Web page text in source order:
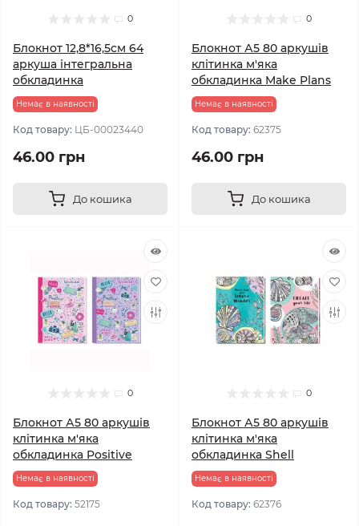
0
Блокнот 12,8*16,5см 64
аркуша інтегральна
обкладинка
Немає в наявності
Код товару: ЦБ-00023440
46.00 грн
До кошика
0
Блокнот А5 80 аркушів
клітинка м'яка
обкладинка Make Plans
Немає в наявності
Код товару: 62375
46.00 грн
До кошика
0
Блокнот А5 80 аркушів
клітинка м'яка
обкладинка Positive
Немає в наявності
Код товару: 52175
0
Блокнот А5 80 аркушів
клітинка м'яка
обкладинка Shell
Немає в наявності
Код товару: 62376